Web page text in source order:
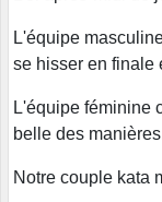
L'équipe
se hisser en finale
L'équipe féminine
belle des
Notre couple kata